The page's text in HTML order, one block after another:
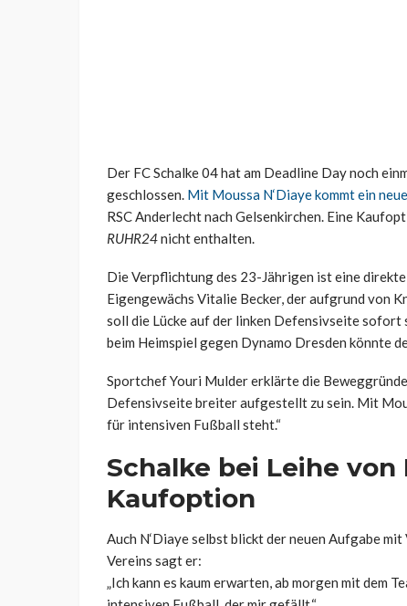
Der FC Schalke 04 hat am Deadline Day noch
geschlossen. Mit Moussa N‘Diaye kommt ein
RSC Anderlecht nach Gelsenkirchen. Eine
RUHR24nicht enthalten.
Die Verpflichtung des 23-Jährigen ist eine
Eigengewächs Vitalie Becker, der aufgrund von
soll die Lücke auf der linken Defensivseite
beim Heimspiel gegen Dynamo Dresden könnte
Sportchef Youri Mulder erklärte die
Defensivseite breiter aufgestellt zu sein. Mit
für intensiven Fußball steht.“
Schalke bei Leihe von
Kaufoption
Auch N‘Diaye selbst blickt der neuen Aufgabe
Vereins sagt er:
„Ich kann es kaum erwarten, ab morgen mit dem